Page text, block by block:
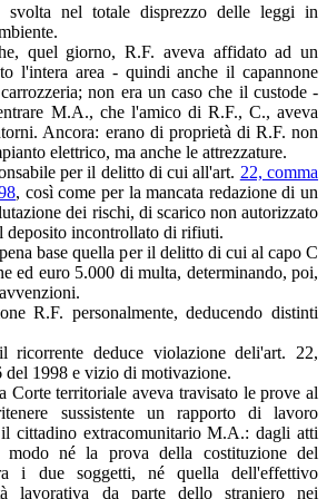
svolta nel totale disprezzo delle leggi in
quel giorno, R.F. aveva affidato ad un
l'intera area - quindi anche il capannone
non era un caso che il custode -
M.A., che l'amico di R.F., C., aveva
Ancora: erano di proprietà di R.F. non
elettrico, ma anche le attrezzature.
per il delitto di cui all'art. 22, comma
, così come per la mancata redazione di un
dei rischi, di scarico non autorizzato
deposito incontrollato di rifiuti.
base quella per il delitto di cui al capo C
ed euro 5.000 di multa, determinando, poi,
R.F. personalmente, deducendo distinti
deduce violazione deli'art. 22,
1998 e vizio di motivazione.
Corte territoriale aveva travisato le prove al
sussistente un rapporto di lavoro
cittadino extracomunitario M.A.: dagli atti
né la prova della costituzione del
i due soggetti, né quella dell'effettivo
lavorativa da parte dello straniero nei